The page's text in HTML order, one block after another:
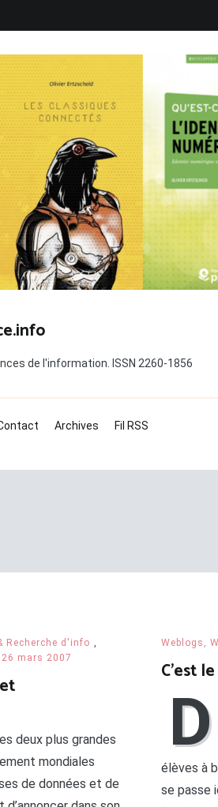
de l'information. ISSN 2260-1856
Archives Fil RSS
Recherche d'info ,
26 mars 2007
deux plus grandes
mondiales
de données et de
Weblogs,
C’est
D
élèves à
se passe